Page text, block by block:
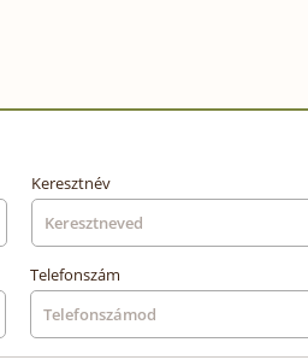
Keresztnév
Telefonszám